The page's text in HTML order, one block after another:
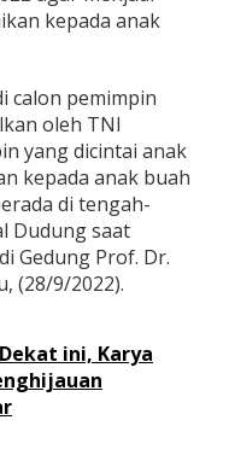
kepada anak
calon pemimpin
oleh TNI
yang dicintai anak
kepada anak buah
di tengah-
Dudung saat
Gedung Prof. Dr.
(28/9/2022).
ini, Karya